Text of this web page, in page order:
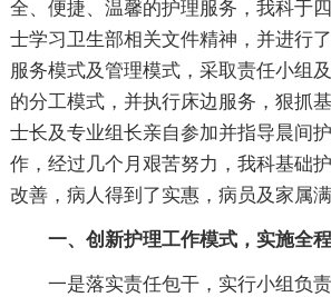
全、便捷、温馨的护理服务，我科于
士学习卫生部相关文件精神，并进行
服务模式及管理模式，采取责任小组
的分工模式，并执行床边服务，狠抓
士长及专业组长亲自参加并指导晨间
作，经过几个月艰苦努力，我科基础
改善，病人得到了实惠，病员及家属满
一、创新护理工作模式，实施全
一是落实责任包干，实行小组负责